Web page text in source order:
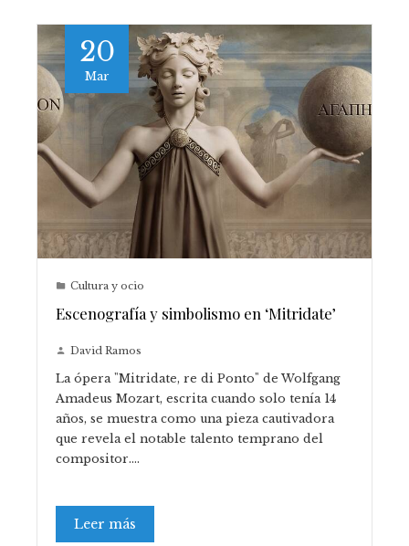
20
Mar
Cultura y ocio
Escenografía y simbolismo en ‘Mitridate’
David Ramos
​La ópera "Mitridate, re di Ponto" de Wolfgang
Amadeus Mozart, escrita cuando solo tenía 14
años, se muestra como una pieza cautivadora
que revela el notable talento temprano del
compositor.…
Leer más